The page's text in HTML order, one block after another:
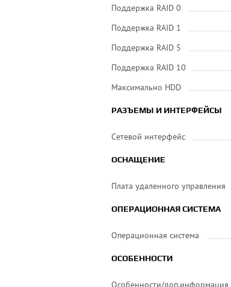
Поддержка RAID 0
Поддержка RAID 1
Поддержка RAID 5
Поддержка RAID 10
Максимально HDD
РАЗЪЕМЫ И ИНТЕРФЕЙСЫ
Сетевой интерфейс
ОСНАЩЕНИЕ
Плата удаленного управления
ОПЕРАЦИОННАЯ СИСТЕМА
Операционная система
ОСОБЕННОСТИ
Особенности/доп.информация